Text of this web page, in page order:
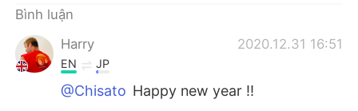
Bình luận
Harry
2020.12.31 16:51
EN JP
@Chisato Happy new year !!